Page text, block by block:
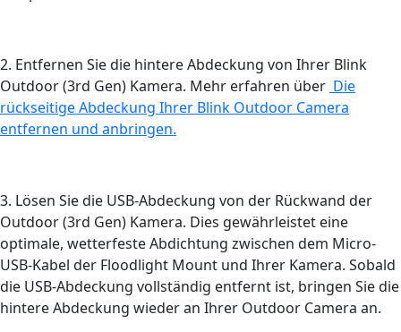
2. Entfernen Sie die hintere Abdeckung von Ihrer Blink
Outdoor (3rd Gen) Kamera. Mehr erfahren über Die
rückseitige Abdeckung Ihrer Blink Outdoor Camera
entfernen und anbringen.
3. Lösen Sie die USB-Abdeckung von der Rückwand der
Outdoor (3rd Gen) Kamera. Dies gewährleistet eine
optimale, wetterfeste Abdichtung zwischen dem Micro-
USB-Kabel der Floodlight Mount und Ihrer Kamera. Sobald
die USB-Abdeckung vollständig entfernt ist, bringen Sie die
hintere Abdeckung wieder an Ihrer Outdoor Camera an.